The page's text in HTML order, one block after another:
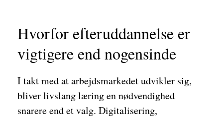
Hvorfor efteruddannelse er
vigtigere end nogensinde
I takt med at arbejdsmarkedet udvikler sig,
bliver livslang læring en nødvendighed
snarere end et valg. Digitalisering,